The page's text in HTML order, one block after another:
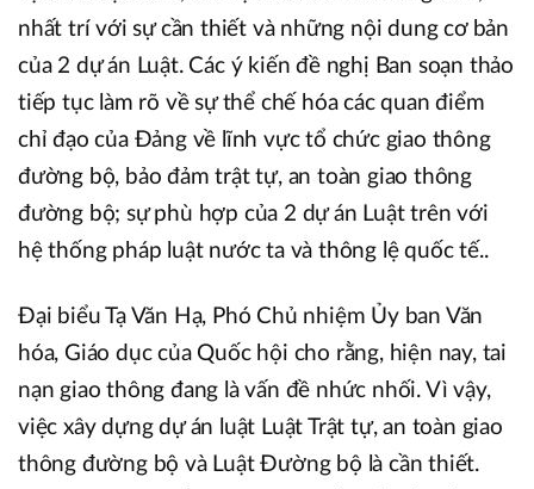
nhất trí với sự cần thiết và những nội dung cơ bản
của 2 dự án Luật. Các ý kiến đề nghị Ban soạn thảo
tiếp tục làm rõ về sự thể chế hóa các quan điểm
chỉ đạo của Đảng về lĩnh vực tổ chức giao thông
đường bộ, bảo đảm trật tự, an toàn giao thông
đường bộ; sự phù hợp của 2 dự án Luật trên với
hệ thống pháp luật nước ta và thông lệ quốc tế..
Đại biểu Tạ Văn Hạ, Phó Chủ nhiệm Ủy ban Văn
hóa, Giáo dục của Quốc hội cho rằng, hiện nay, tai
nạn giao thông đang là vấn đề nhức nhối. Vì vậy,
việc xây dựng dự án luật Luật Trật tự, an toàn giao
thông đường bộ và Luật Đường bộ là cần thiết.